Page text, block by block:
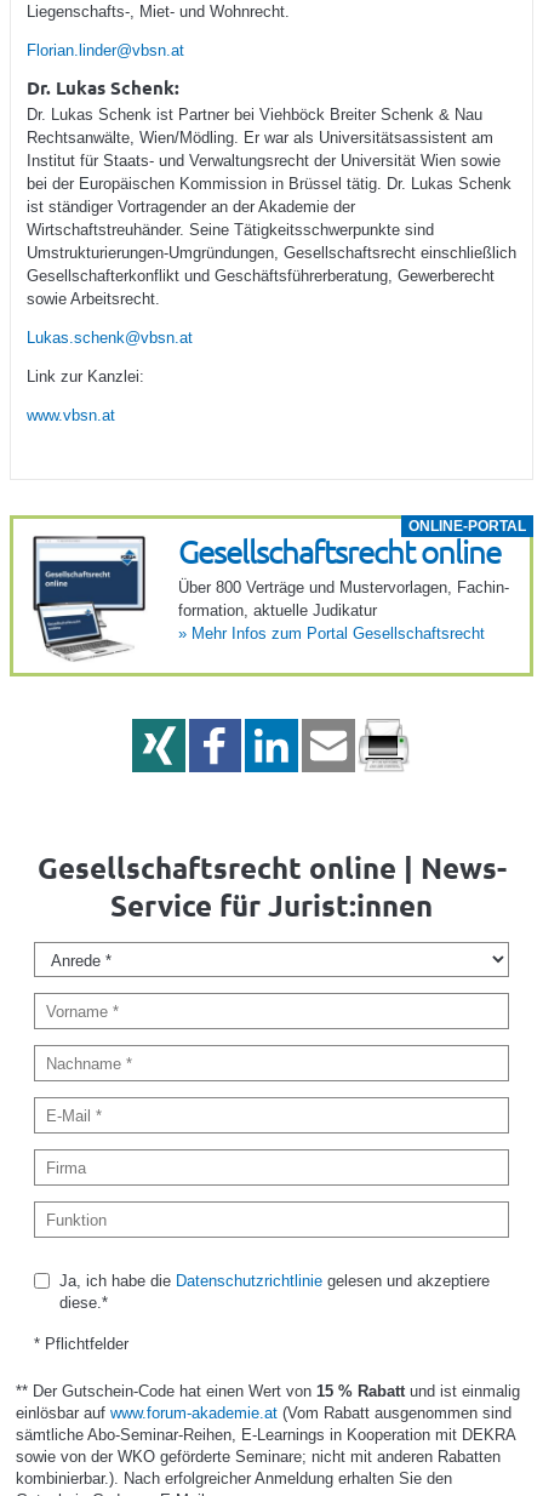
Liegenschafts-, Miet- und Wohnrecht.
Florian.linder@vbsn.at
Dr. Lukas Schenk:
Dr. Lukas Schenk ist Partner bei Viehböck Breiter Schenk & Nau
Rechtsanwälte, Wien/Mödling. Er war als Universitätsassistent am
Institut für Staats- und Verwaltungsrecht der Universität Wien sowie
bei der Europäischen Kommission in Brüssel tätig. Dr. Lukas Schenk
ist ständiger Vortragender an der Akademie der
Wirtschaftstreuhänder. Seine Tätigkeitsschwerpunkte sind
Umstrukturierungen-Umgründungen, Gesellschaftsrecht einschließlich
Gesellschafterkonflikt und Geschäftsführerberatung, Gewerberecht
sowie Arbeitsrecht.
Lukas.schenk@vbsn.at
Link zur Kanzlei:
www.vbsn.at
ONLINE-PORTAL
Gesell­schafts­recht online
Über 800 Verträge und Muster­vor­lagen, Fach­in­
for­ma­tion, aktu­elle Judi­katur
»Mehr Infos zum Portal Gesell­schafts­recht
Gesellschaftsrecht online | News-
Service für Jurist:innen
Ja, ich habe die Datenschutzrichtliniegelesen und akzeptiere
diese.*
* Pflichtfelder
** Der Gutschein-Code hat einen Wert von 15 % Rabatt und ist einmalig
einlösbar auf www.forum-akademie.at(Vom Rabatt ausgenommen sind
sämtliche Abo-Seminar-Reihen, E-Learnings in Kooperation mit DEKRA
sowie von der WKO geförderte Seminare; nicht mit anderen Rabatten
kombinierbar.). Nach erfolgreicher Anmeldung erhalten Sie den